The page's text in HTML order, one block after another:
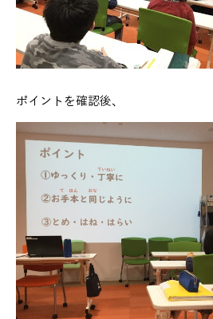
ポイントを確認後、